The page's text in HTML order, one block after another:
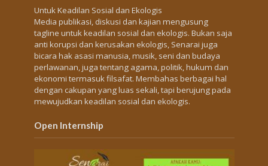
Untuk Keadilan Sosial dan Ekologis
Media publikasi, diskusi dan kajian mengusung
tagline untuk keadilan sosial dan ekologis. Bukan saja
anti korupsi dan kerusakan ekologis, Senarai juga
bicara hak asasi manusia, musik, seni dan budaya
perlawanan, juga tentang agama, politik, hukum dan
ekonomi termasuk filsafat. Membahas berbagai hal
dengan cakupan yang luas sekali, tapi berujung pada
mewujudkan keadilan sosial dan ekologis.
Open Internship